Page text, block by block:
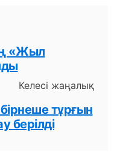
«Жыл
Келесі жаңалық
тұрғын
берілді